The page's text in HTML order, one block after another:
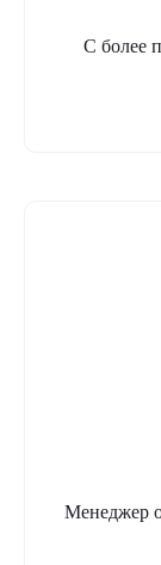
С более
Менеджер